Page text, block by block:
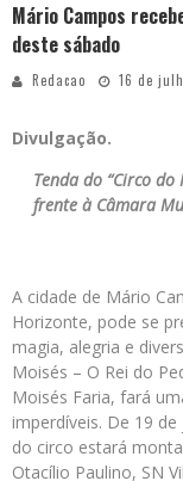
Mário Campos
deste sábado
Redacao 16 de
Divulgação.
Tenda do “Circo
frente à Câmara
A cidade de Mário
Horizonte, pode se
magia, alegria e
Moisés – O Rei do
Moisés Faria, fará
imperdíveis. De 19
do circo estará
Otacílio Paulino, SN